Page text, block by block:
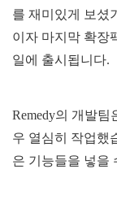
를 재미있게 보셨
이자 마지막 확장
일에 출시됩니다.
Remedy의 개발
우 열심히 작업했
은 기능들을 넣을